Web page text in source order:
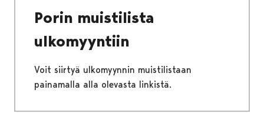
Porin muistilista
ulkomyyntiin
Voit siirtyä ulkomyynnin muistilistaan
painamalla alla olevasta linkistä.